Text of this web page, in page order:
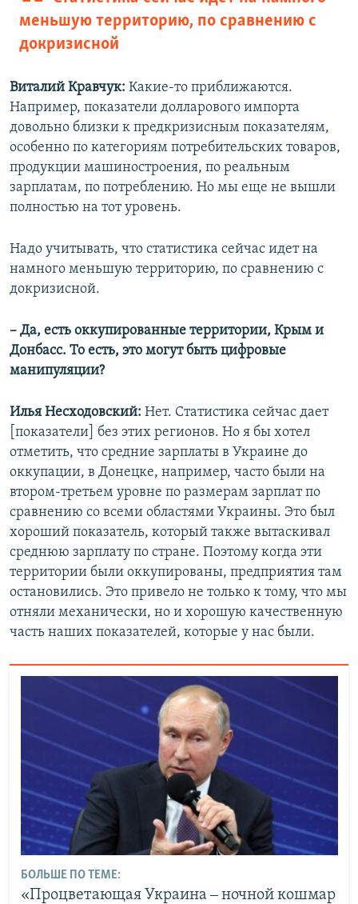
меньшую территорию, по сравнению с
докризисной
Виталий Кравчук: Какие-то приближаются.
Например, показатели долларового импорта
довольно близки к предкризисным показателям,
особенно по категориям потребительских товаров,
продукции машиностроения, по реальным
зарплатам, по потреблению. Но мы еще не вышли
полностью на тот уровень.
Надо учитывать, что статистика сейчас идет на
намного меньшую территорию, по сравнению с
докризисной.
– Да, есть оккупированные территории, Крым и
Донбасс. То есть, это могут быть цифровые
манипуляции?
Илья Несходовский: Нет. Статистика сейчас дает
[показатели] без этих регионов. Но я бы хотел
отметить, что средние зарплаты в Украине до
оккупации, в Донецке, например, часто были на
втором-третьем уровне по размерам зарплат по
сравнению со всеми областями Украины. Это был
хороший показатель, который также вытаскивал
среднюю зарплату по стране. Поэтому когда эти
территории были оккупированы, предприятия там
остановились. Это привело не только к тому, что мы
отняли механически, но и хорошую качественную
часть наших показателей, которые у нас были.
БОЛЬШЕ ПО ТЕМЕ:
«Процветающая Украина ‒ ночной кошмар